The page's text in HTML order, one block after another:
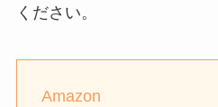
ください。
Amazon